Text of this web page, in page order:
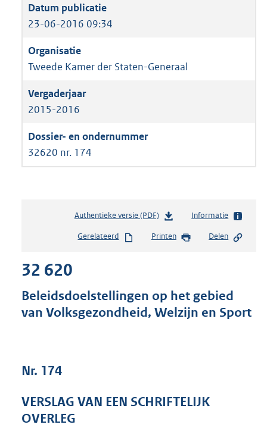
23-06-2016 09:34
Tweede Kamer der Staten-Generaal
2015-2016
32620 nr. 174
Authentieke versie (PDF)b
s
s
g
:
Informatie
Gerelateerd Printen Delen
32 620
Beleidsdoelstellingen op het gebied
van Volksgezondheid, Welzijn en Sport
Nr. 174
VERSLAG VAN EEN SCHRIFTELIJK
OVERLEG